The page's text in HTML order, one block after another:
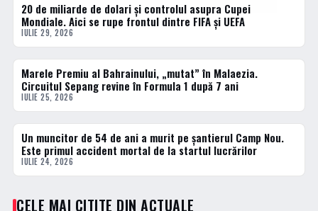
ACTUALE
20 de miliarde de dolari și controlul asupra Cupei
Mondiale. Aici se rupe frontul dintre FIFA și UEFA
IULIE 29, 2026
ACTUALE
Marele Premiu al Bahrainului, „mutat” în Malaezia.
Circuitul Sepang revine în Formula 1 după 7 ani
IULIE 25, 2026
ACTUALE
Un muncitor de 54 de ani a murit pe șantierul Camp Nou.
Este primul accident mortal de la startul lucrărilor
IULIE 24, 2026
CELE MAI CITITE DIN ACTUALE